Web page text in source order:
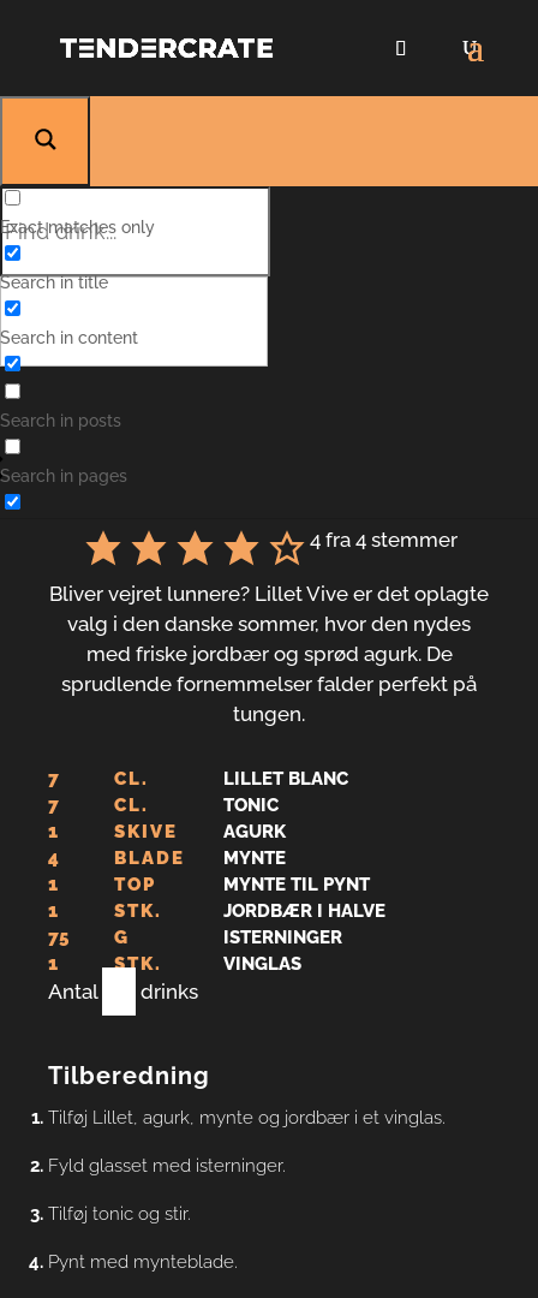
Exact matches only
Search in title
Search in content
Search in posts
Search in pages
Lillet Vive
4 fra4 stemmer
Bliver vejret lunnere? Lillet Vive er det oplagte
valg i den danske sommer, hvor den nydes
med friske jordbær og sprød agurk. De
sprudlende fornemmelser falder perfekt på
tungen.
7 CL.
LILLET BLANC
7
CL.
TONIC
1
SKIVE
AGURK
4
BLADE
MYNTE
1
TOP
MYNTE TIL PYNT
1
STK.
JORDBÆR I HALVE
75
G
ISTERNINGER
1
STK. VINGLAS
Antal drinks
Tilberedning
Tilføj Lillet, agurk, mynte og jordbær i et vinglas.
Fyld glasset med isterninger.
Tilføj tonic og stir.
Pynt med mynteblade.